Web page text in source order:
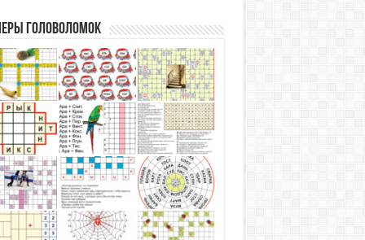
головоломок